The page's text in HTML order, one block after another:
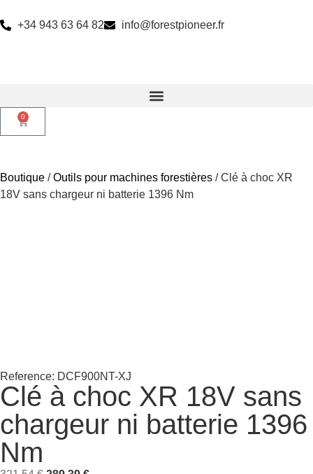
+34 943 63 64 82 info@forestpioneer.fr
0
Boutique /Outils pour machines forestières / Clé à choc XR
18V sans chargeur ni batterie 1396 Nm
Reference: DCF900NT-XJ
Clé à choc XR 18V sans
chargeur ni batterie 1396
Nm